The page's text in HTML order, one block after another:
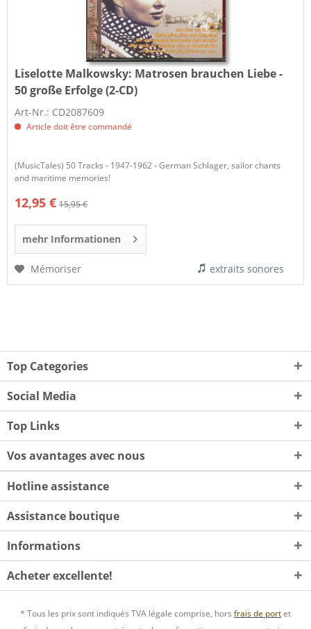
Liselotte Malkowsky: Matrosen brauchen Liebe -
50 große Erfolge (2-CD)
Art-Nr.: CD2087609
Article doit être commandé
(MusicTales) 50 Tracks - 1947-1962 - German Schlager, sailor chants
and maritime memories!
12,95 € 15,95 €
mehr Informationen
Mémoriser extraits sonores
Top Categories
Social Media
Top Links
Vos avantages avec nous
Hotline assistance
Assistance boutique
Informations
Acheter excellente!
* Tous les prix sont indiqués TVA légale comprise, hors frais de portet